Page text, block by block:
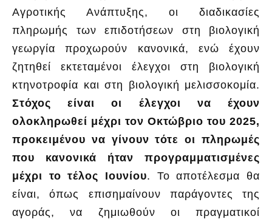
Αγροτικής Ανάπτυξης, οι διαδικασίες
πληρωμής των επιδοτήσεων στη βιολογική
γεωργία προχωρούν κανονικά, ενώ έχουν
ζητηθεί εκτεταμένοι έλεγχοι στη βιολογική
κτηνοτροφία και στη βιολογική μελισσοκομία.
Στόχος είναι οι έλεγχοι να έχουν
ολοκληρωθεί μέχρι τον Οκτώβριο του 2025,
προκειμένου να γίνουν τότε οι πληρωμές
που κανονικά ήταν προγραμματισμένες
μέχρι το τέλος Ιουνίου. Το αποτέλεσμα θα
είναι, όπως επισημαίνουν παράγοντες της
αγοράς, να ζημιωθούν οι πραγματικοί